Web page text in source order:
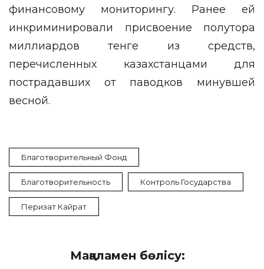
финансовому мониторингу. Ранее ей
инкриминировали присвоение полутора
миллиардов тенге из средств,
перечисленных казахстанцами для
пострадавших от паводков минувшей
весной.
Благотворительный Фонд
Благотворительность Контроль Государства
Перизат Кайрат
Мақаламен бөлісу: